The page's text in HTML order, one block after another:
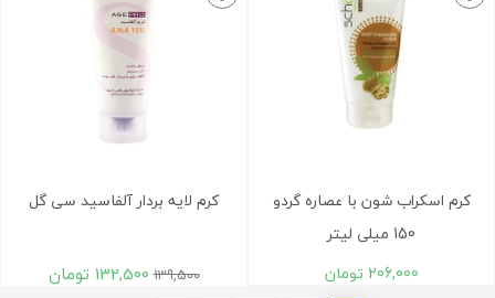
کرم اسکراب شون با عصاره گردو
150 میلی لیتر
206,000 تومان
کرم لایه بردار آلفاسید سی گل
139,500
132,500 تومان